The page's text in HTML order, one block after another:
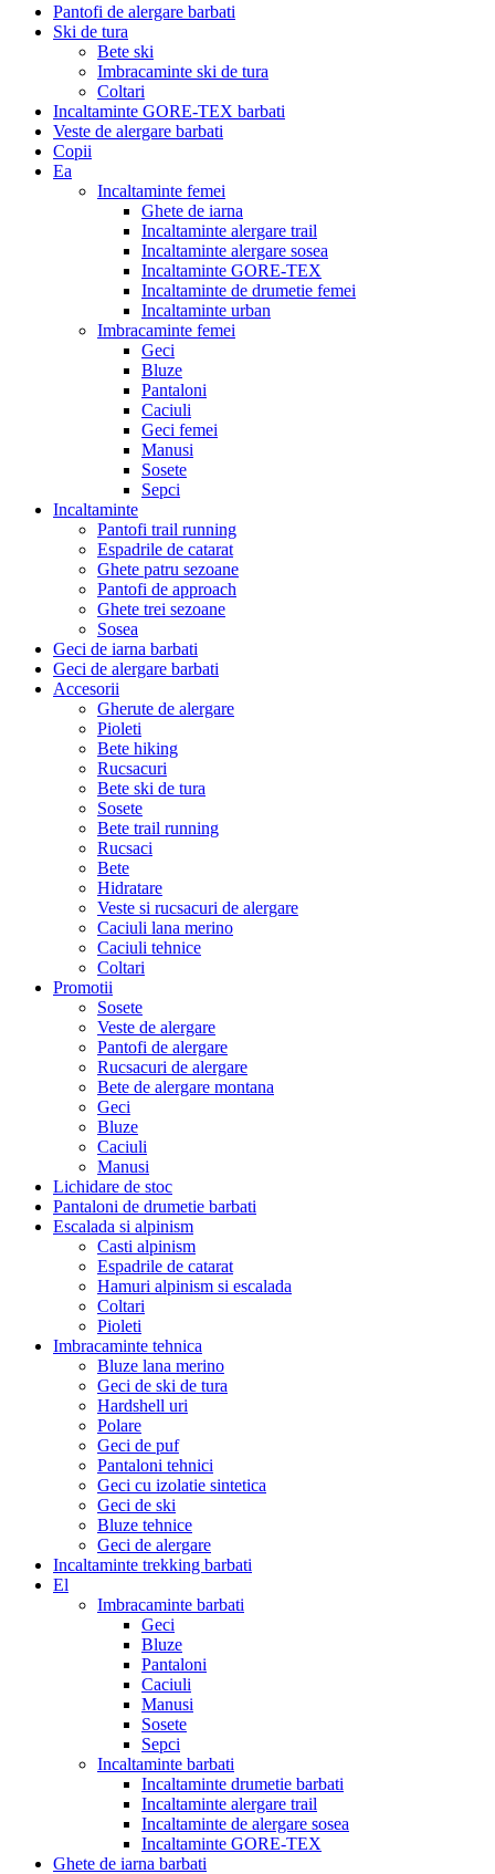
Pantofi de alergare barbati
Ski de tura
Bete ski
Imbracaminte ski de tura
Coltari
Incaltaminte GORE-TEX barbati
Veste de alergare barbati
Copii
Ea
Incaltaminte femei
Ghete de iarna
Incaltaminte alergare trail
Incaltaminte alergare sosea
Incaltaminte GORE-TEX
Incaltaminte de drumetie femei
Incaltaminte urban
Imbracaminte femei
Geci
Bluze
Pantaloni
Caciuli
Geci femei
Manusi
Sosete
Sepci
Incaltaminte
Pantofi trail running
Espadrile de catarat
Ghete patru sezoane
Pantofi de approach
Ghete trei sezoane
Sosea
Geci de iarna barbati
Geci de alergare barbati
Accesorii
Gherute de alergare
Pioleti
Bete hiking
Rucsacuri
Bete ski de tura
Sosete
Bete trail running
Rucsaci
Bete
Hidratare
Veste si rucsacuri de alergare
Caciuli lana merino
Caciuli tehnice
Coltari
Promotii
Sosete
Veste de alergare
Pantofi de alergare
Rucsacuri de alergare
Bete de alergare montana
Geci
Bluze
Caciuli
Manusi
Lichidare de stoc
Pantaloni de drumetie barbati
Escalada si alpinism
Casti alpinism
Espadrile de catarat
Hamuri alpinism si escalada
Coltari
Pioleti
Imbracaminte tehnica
Bluze lana merino
Geci de ski de tura
Hardshell uri
Polare
Geci de puf
Pantaloni tehnici
Geci cu izolatie sintetica
Geci de ski
Bluze tehnice
Geci de alergare
Incaltaminte trekking barbati
El
Imbracaminte barbati
Geci
Bluze
Pantaloni
Caciuli
Manusi
Sosete
Sepci
Incaltaminte barbati
Incaltaminte drumetie barbati
Incaltaminte alergare trail
Incaltaminte de alergare sosea
Incaltaminte GORE-TEX
Ghete de iarna barbati